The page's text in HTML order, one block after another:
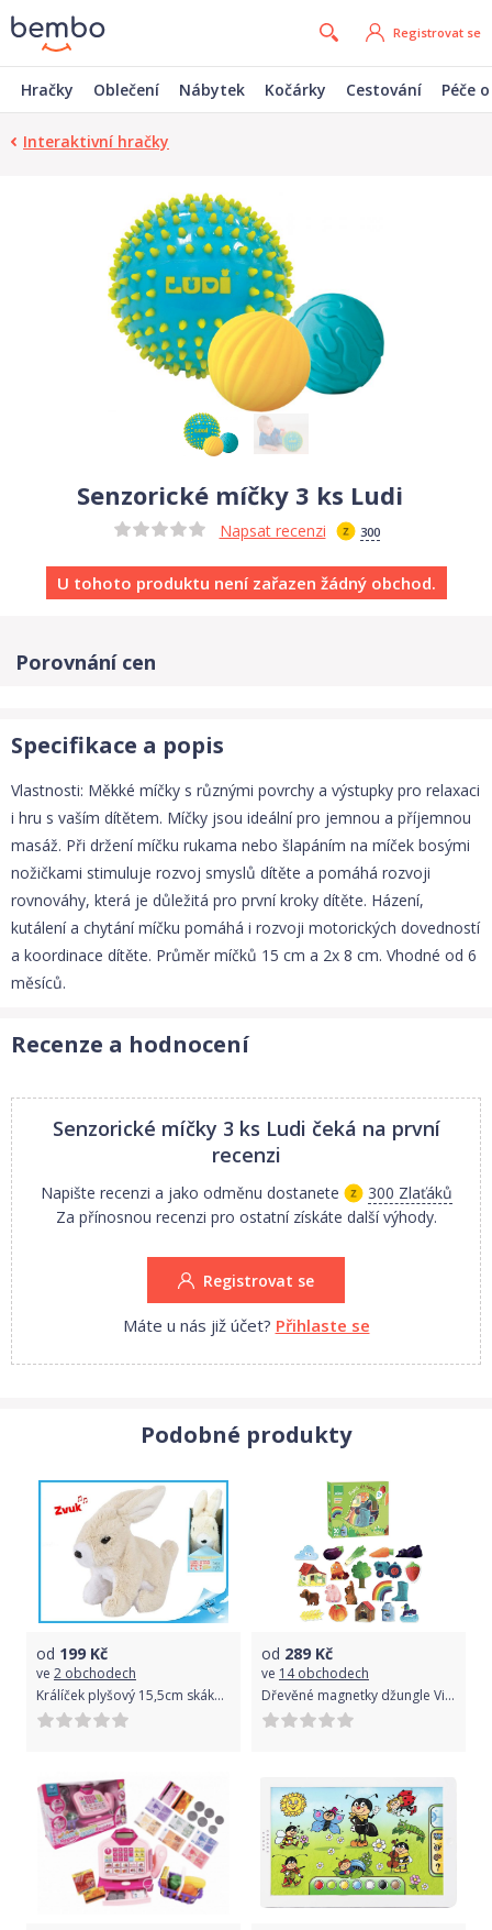
Registrovat se
Hračky Oblečení Nábytek Kočárky Cestování Péče
Interaktivní hračky
Senzorické míčky 3 ks Ludi
Napsat recenzi 300
U tohoto produktu není zařazen žádný obchod.
Porovnání cen
Specifikace a popis
Vlastnosti: Měkké míčky s různými povrchy a výstupky pro relaxaci
i hru s vaším dítětem. Míčky jsou ideální pro jemnou a příjemnou
masáž. Při držení míčku rukama nebo šlapáním na míček bosými
nožičkami stimuluje rozvoj smyslů dítěte a pomáhá rozvoji
rovnováhy, která je důležitá pro první kroky dítěte. Házení,
kutálení a chytání míčku pomáhá i rozvoji motorických dovedností
a koordinace dítěte. Průměr míčků 15 cm a 2x 8 cm. Vhodné od 6
měsíců.
Recenze a hodnocení
Senzorické míčky 3 ks Ludi čeká na první
recenzi
Napište recenzi a jako odměnu dostanete
300 Zlaťáků
Za přínosnou recenzi pro ostatní získáte další výhody.
Registrovat se
Máte u nás již účet? Přihlaste se
Podobné produkty
od 199 Kč
ve 2 obchodech
Králíček plyšový 15,5cm skákající na baterie se zvukem 12m+
od 289 Kč
ve 14 obchodech
Dřevěné magnetky džungle Vilac Uni 2020